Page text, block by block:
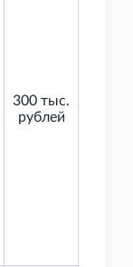
300 тыс.
рублей